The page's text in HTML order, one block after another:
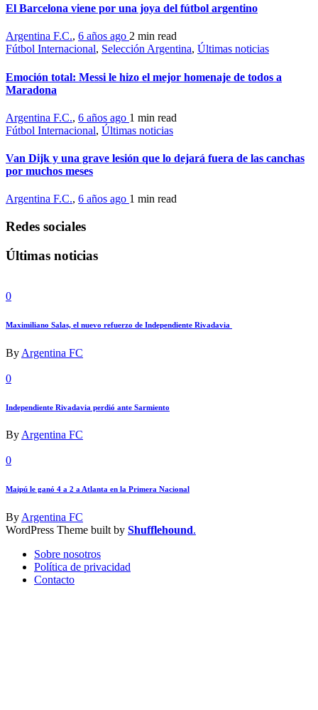
El Barcelona viene por una joya del fútbol argentino
Argentina F.C., 6 años ago 2 min read
Fútbol Internacional, Selección Argentina, Últimas noticias
Emoción total: Messi le hizo el mejor homenaje de todos a
Maradona
Argentina F.C., 6 años ago 1 min read
Fútbol Internacional, Últimas noticias
Van Dijk y una grave lesión que lo dejará fuera de las canchas
por muchos meses
Argentina F.C., 6 años ago 1 min read
Redes sociales
Últimas noticias
0
Maximiliano Salas, el nuevo refuerzo de Independiente Rivadavia
By Argentina FC
0
Independiente Rivadavia perdió ante Sarmiento
ByArgentina FC
0
Maipú le ganó 4 a 2 a Atlanta en la Primera Nacional
ByArgentina FC
WordPress Theme built by Shufflehound.
Sobre nosotros
Política de privacidad
Contacto